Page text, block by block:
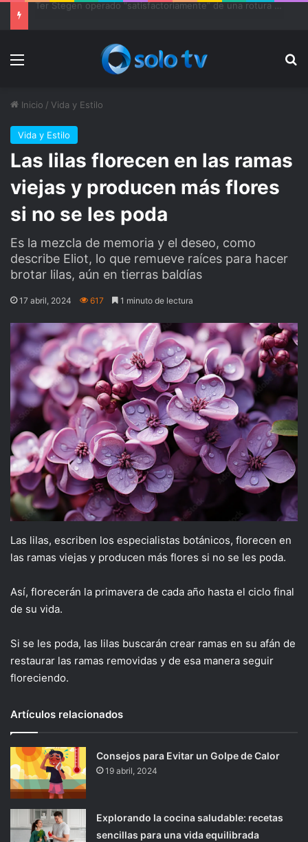
Menu
Inicio / Vida y Estilo
Vida y Estilo
Las lilas florecen en las ramas
viejas y producen más flores
si no se les poda
Es la mezcla de memoria y el deseo, como
describe Eliot, lo que remueve raíces para hacer
brotar lilas, aún en tierras baldías
17 abril, 2024 617 1 minuto de lectura
Las lilas, escriben los especialistas botánicos, florecen en
las ramas viejas y producen más flores si no se les poda.
Así, florecerán la primavera de cada año hasta el ciclo final
de su vida.
Si se les poda, las lilas buscarán crear ramas en su afán de
restaurar las ramas removidas y de esa manera seguir
floreciendo.
Artículos relacionados
Consejos para Evitar un Golpe de Calor
19 abril, 2024
Explorando la cocina saludable: recetas
sencillas para una vida equilibrada